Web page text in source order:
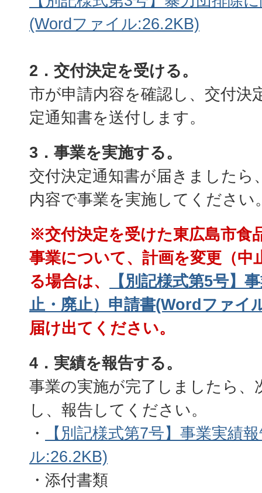
(Wordファイル:26.2KB)
2．交付決定を受ける。
市が申請内容を確認し、交付決
定通知書を送付します。
3．事業を実施する。
交付決定通知書が届きましたら
内容で事業を実施してください
※交付決定を受けた東広島市食
事業について、計画を変更（中
る場合は、
【別記様式第5号】
止・廃止）申請書(Wordファイ
届け出てください。
4．実績を報告する。
事業の実施が完了しましたら、
し、報告してください。
・
【別記様式第7号】事業実績
ル:26.2KB)
・添付書類